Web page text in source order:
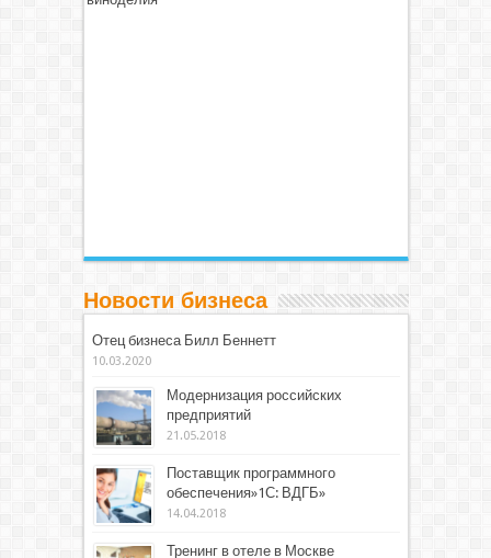
Новости бизнеса
Отец бизнеса Билл Беннетт
10.03.2020
Модернизация российских
предприятий
21.05.2018
Поставщик программного
обеспечения»1С: ВДГБ»
14.04.2018
Тренинг в отеле в Москве